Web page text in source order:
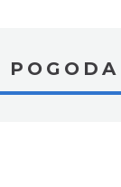
POGODA